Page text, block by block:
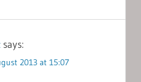
says:
2013 at 15:07